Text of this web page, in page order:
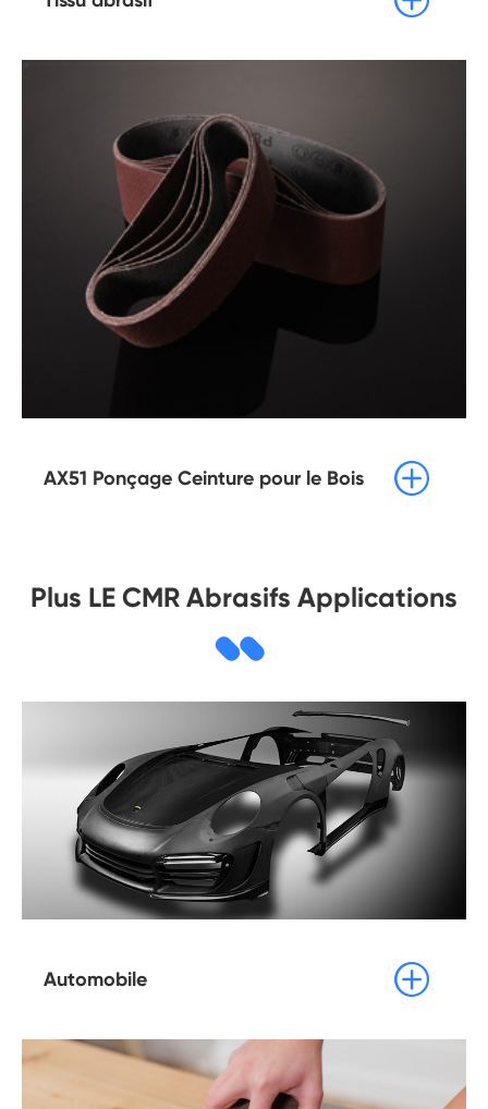
AX51 Ponçage Ceinture pour le Bois 
Plus LE CMR Abrasifs Applications
Automobile 